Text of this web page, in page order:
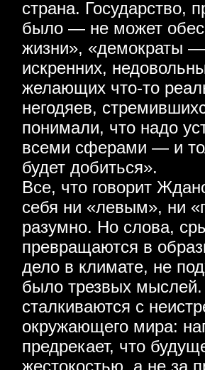
страна. Государство,
было — не может
жизни», «демократы
искренних,
желающих что-то
негодяев,
понимали, что надо
всеми сферами — и
будет добиться».
Все, что говорит
себя ни «левым», ни
разумно. Но слова,
превращаются в
дело в климате, не
было трезвых
сталкиваются с
окружающего мира:
предрекает, что
жестокостью, а не за